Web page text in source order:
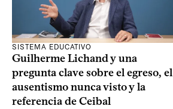
SISTEMA EDUCATIVO
Guilherme Lichand y una
pregunta clave sobre el egreso, el
ausentismo nunca visto y la
referencia de Ceibal